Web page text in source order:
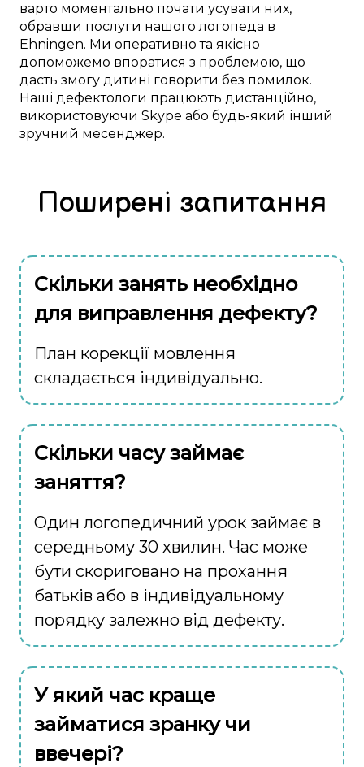
варто моментально почати усувати них,
обравши послуги нашого логопеда в
Ehningen. Ми оперативно та якісно
допоможемо впоратися з проблемою, що
дасть змогу дитині говорити без помилок.
Наші дефектологи працюють дистанційно,
використовуючи Skype або будь-який інший
зручний месенджер.
Поширені запитання
Скільки занять необхідно
для виправлення дефекту?
План корекції мовлення
складається індивідуально.
Скільки часу займає
заняття?
Один логопедичний урок займає в
середньому 30 хвилин. Час може
бути скориговано на прохання
батьків або в індивідуальному
порядку залежно від дефекту.
У який час краще
займатися зранку чи
ввечері?